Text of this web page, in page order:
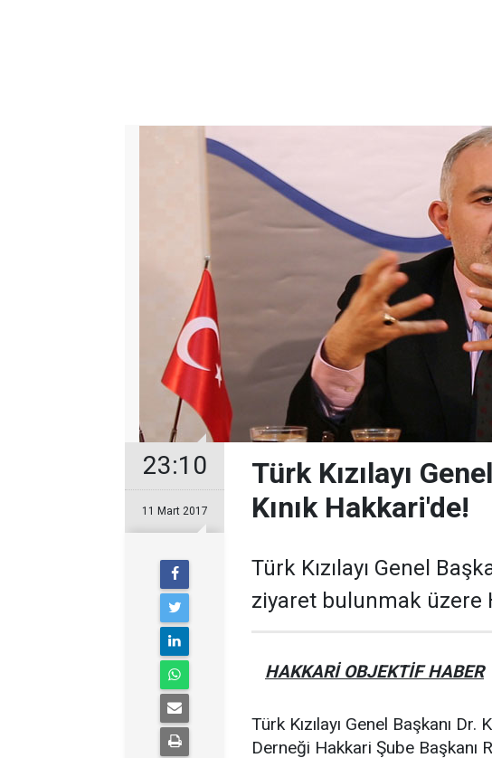
23:10
11 Mart 2017
Türk Kızılayı
Kınık Hakkari'de!
Türk Kızılayı Genel
ziyaret bulunmak üzere
HAKKARİ OBJEKTİF HABER
Türk Kızılayı Genel Başkanı Dr.
Derneği Hakkari Şube Başkanı